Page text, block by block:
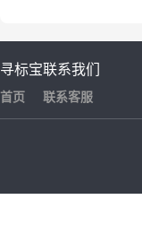
寻标宝
首页
联系我们
联系客服